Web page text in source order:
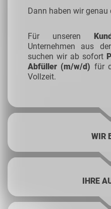
Dann haben wir genau
Für unseren
Unternehmen aus
suchen wir ab sofort
Abfüller (m/w/d) für
Vollzeit.
WIR
IHRE